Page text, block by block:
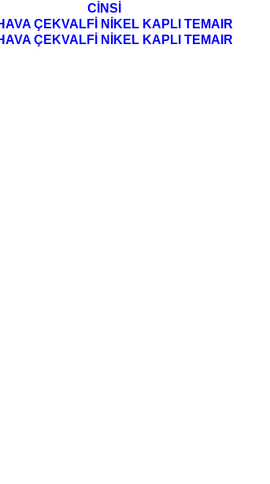
CİNSİ
ÇEKVALFİ NİKEL KAPLI TEMAIR
ÇEKVALFİ NİKEL KAPLI TEMAIR